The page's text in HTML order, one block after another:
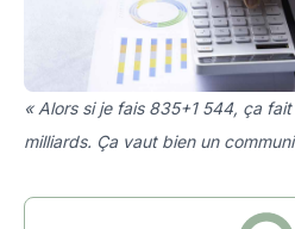
« Alors si je fais 835+1 544, ça
milliards. Ça vaut bien un